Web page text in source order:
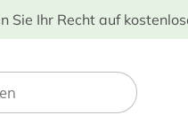
Sie Ihr Recht auf